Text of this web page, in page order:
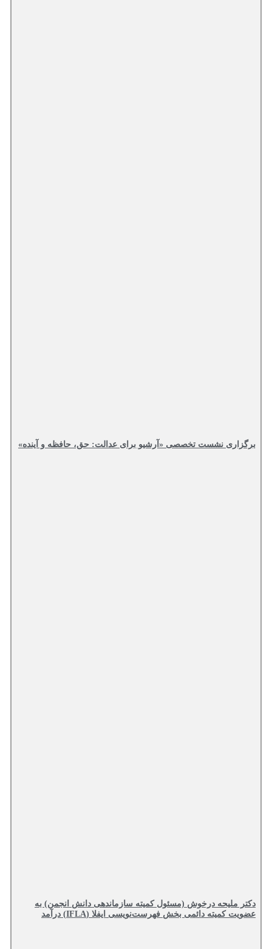
برگزاری نشست تخصصی «آرشیو برای عدالت: حق، حافظه و آینده»
دکتر ملیحه درخوش (مسئول کمیته سازماندهی دانش انجمن) به
عضویت کمیته دائمی بخش فهرست‌نویسی ایفلا (IFLA) درآمد